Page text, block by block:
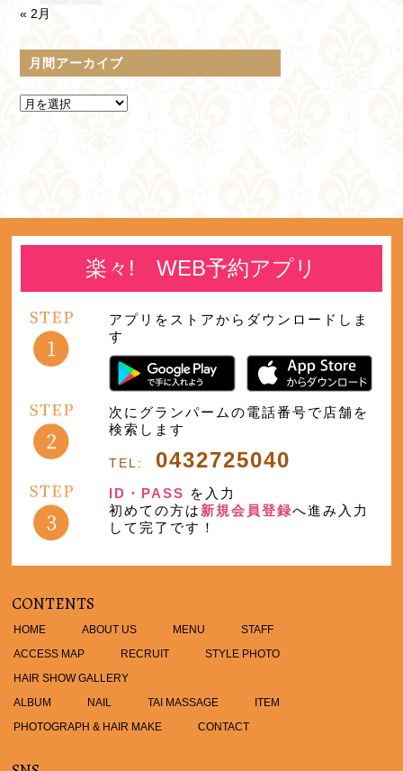
« 2月
月間アーカイブ
楽々! WEB予約アプリ
アプリをストアからダウンロードしま
す
次にグランパームの電話番号で店舗を
検索します
TEL: 0432725040
ID・PASS を入力
初めての方は 新規会員登録へ進み入力
して完了です！
CONTENTS
HOME ABOUT US MENU
STAFF
ACCESS MAP
RECRUIT
STYLE PHOTO
HAIR SHOW GALLERY
ALBUM
NAIL TAI MASSAGE
ITEM
PHOTOGRAPH & HAIR MAKE
CONTACT